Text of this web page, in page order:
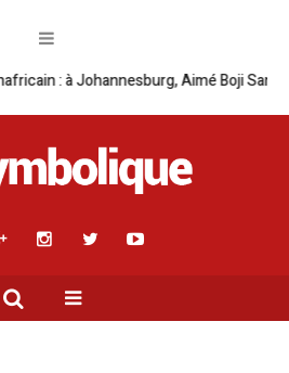
Boji Sangara multiplie les plaidoyers